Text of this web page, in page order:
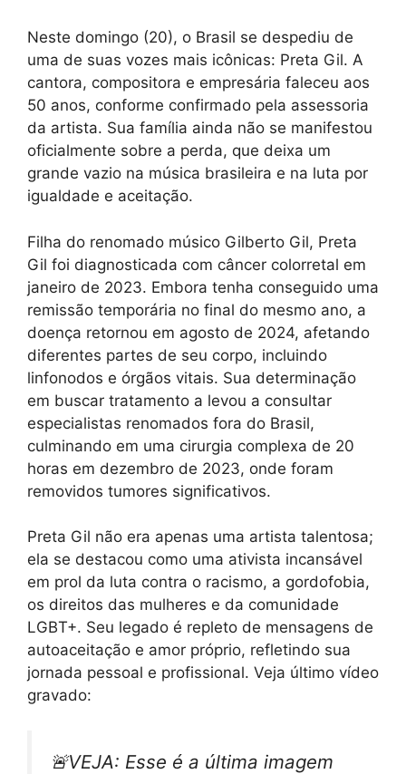
Neste domingo (20), o Brasil se despediu de
uma de suas vozes mais icônicas: Preta Gil. A
cantora, compositora e empresária faleceu aos
50 anos, conforme confirmado pela assessoria
da artista. Sua família ainda não se manifestou
oficialmente sobre a perda, que deixa um
grande vazio na música brasileira e na luta por
igualdade e aceitação.
Filha do renomado músico Gilberto Gil, Preta
Gil foi diagnosticada com câncer colorretal em
janeiro de 2023. Embora tenha conseguido uma
remissão temporária no final do mesmo ano, a
doença retornou em agosto de 2024, afetando
diferentes partes de seu corpo, incluindo
linfonodos e órgãos vitais. Sua determinação
em buscar tratamento a levou a consultar
especialistas renomados fora do Brasil,
culminando em uma cirurgia complexa de 20
horas em dezembro de 2023, onde foram
removidos tumores significativos.
Preta Gil não era apenas uma artista talentosa;
ela se destacou como uma ativista incansável
em prol da luta contra o racismo, a gordofobia,
os direitos das mulheres e da comunidade
LGBT+. Seu legado é repleto de mensagens de
autoaceitação e amor próprio, refletindo sua
jornada pessoal e profissional. Veja último vídeo
gravado:
🚨VEJA: Esse é a última imagem